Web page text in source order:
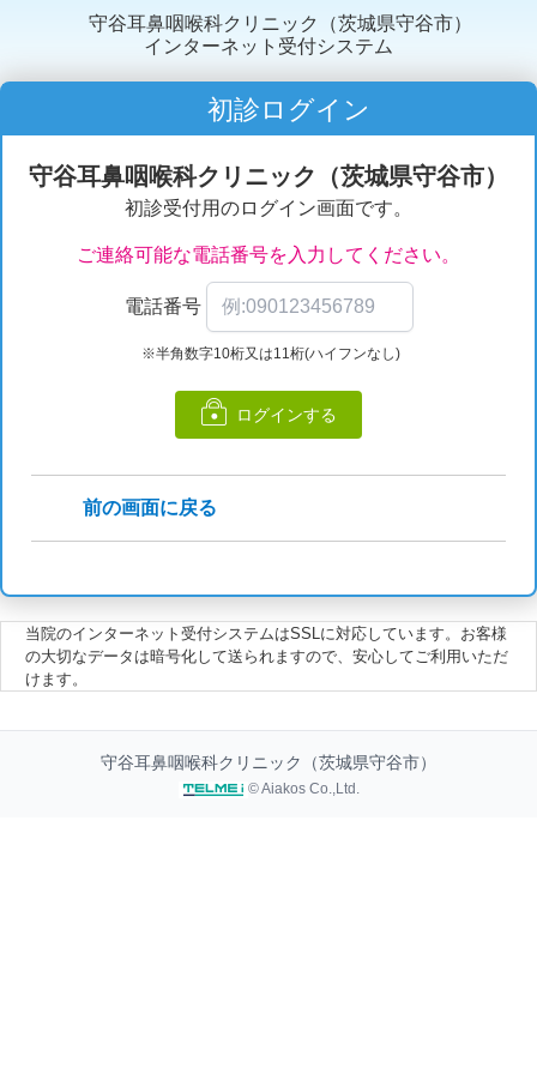
守谷耳鼻咽喉科クリニック（茨城県守谷市）
インターネット受付システム
初診ログイン
守谷耳鼻咽喉科クリニック（茨城県守谷市）
初診受付用のログイン画面です。
ご連絡可能な電話番号を入力してください。
電話番号
※半角数字10桁又は11桁(ハイフンなし)
ログインする
前の画面に戻る
当院のインターネット受付システムはSSLに対応しています。お客様
の大切なデータは暗号化して送られますので、安心してご利用いただ
けます。
守谷耳鼻咽喉科クリニック（茨城県守谷市）
© Aiakos Co.,Ltd.